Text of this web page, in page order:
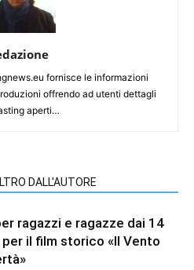
fornisce le informazioni
offrendo ad utenti dettagli
aperti…
DALL'AUTORE
ragazzi e ragazze dai 14
per il film storico «Il Vento